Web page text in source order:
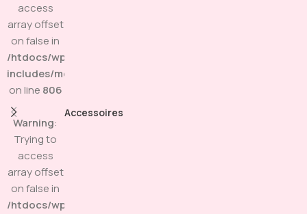
access
array offset
on false in
/htdocs/wp-
includes/media.php
on line 806
Warning:
Trying to
access
array offset
on false in
/htdocs/wp-
Accessoires